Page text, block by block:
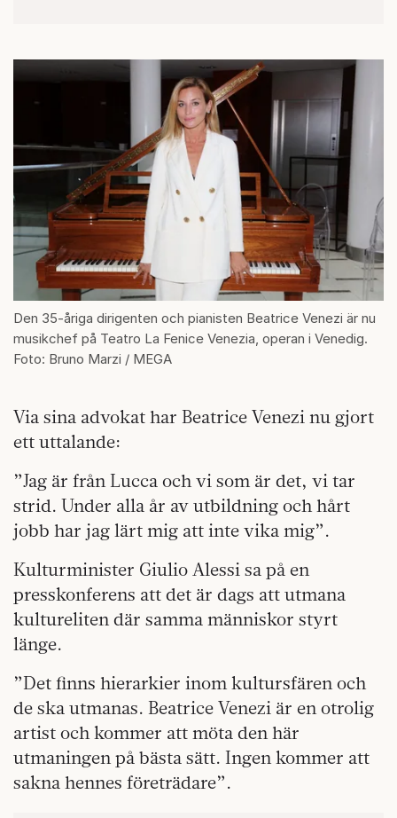
Den 35-åriga dirigenten och pianisten Beatrice Venezi är nu
musikchef på Teatro La Fenice Venezia, operan i Venedig.
Foto: Bruno Marzi / MEGA
Via sina advokat har Beatrice Venezi nu gjort
ett uttalande:
”Jag är från Lucca och vi som är det, vi tar
strid. Under alla år av utbildning och hårt
jobb har jag lärt mig att inte vika mig”.
Kulturminister Giulio Alessi sa på en
presskonferens att det är dags att utmana
kultureliten där samma människor styrt
länge.
”Det finns hierarkier inom kultursfären och
de ska utmanas. Beatrice Venezi är en otrolig
artist och kommer att möta den här
utmaningen på bästa sätt. Ingen kommer att
sakna hennes företrädare”.